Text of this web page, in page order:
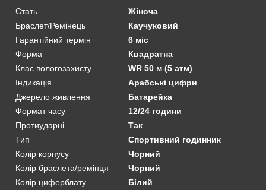
Стать
Жіноча
Браслет/Ремінець
Каучуковий
Гарантійний термін
6 міс
Форма
Квадратна
Клас вологозахисту
WR 50 м (5 атм)
Індикація
Арабські цифри
Джерело живлення
Батарейка
Формат часу
12/24 години
Протиударні
Так
Тип
Спортивний годинник
Колір корпусу
Чорний
Колір браслета/ремінця
Чорний
Колір циферблату
Білий